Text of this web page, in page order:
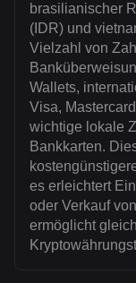
brasilianischer
(IDR) und
Vielzahl von
Wallets,
Visa,
wichtige lokale
Bankkarten.
es erleichtert
oder Verkauf
ermöglicht